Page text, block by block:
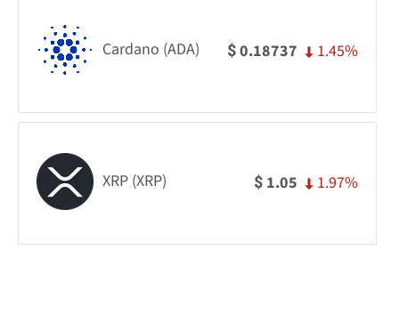
Cardano (ADA) $0.18737 1.45%
XRP (XRP) $ 1.05 1.97%